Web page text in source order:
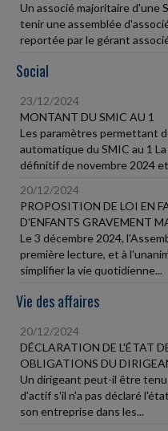
Un associé majoritaire d'une
tenir une assemblée
reportée par le gérant
Social
23/12/2024
MONTANT DU SMIC AU 1
Les paramètres permettant
automatique du SMIC au 1
définitif de novembre 2024 et
20/12/2024
PROPOSITION DE LOI EN
D'ENFANTS GRAVEMENT
Le 3 décembre 2024,
première lecture, et à
simplifier la vie quotidienne...
Vie des affaires
20/12/2024
DÉCLARATION DE L'ÉTAT
OBLIGATIONS DU
Un dirigeant peut-il être
d'actif s'il n'a pas déclaré
son entreprise dans les...